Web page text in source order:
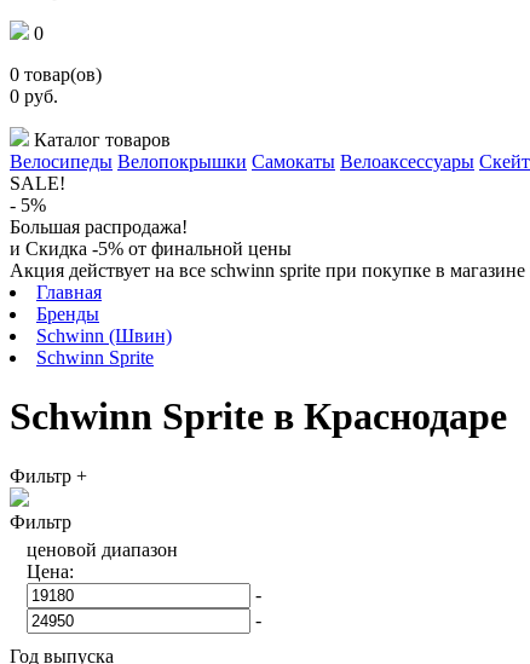
0
0 товар(ов)
0 руб.
Каталог товаров
Велосипеды Велопокрышки Самокаты Велоаксессуары
SALE!
- 5%
Большая распродажа!
и Скидка -5% от финальной цены
Акция действует на все schwinn sprite при покупке в
Главная
Бренды
Schwinn (Швин)
Schwinn Sprite
Schwinn Sprite в Краснодаре
Фильтр +
Фильтр
ценовой диапазон
Цена:
-
-
Год выпуска